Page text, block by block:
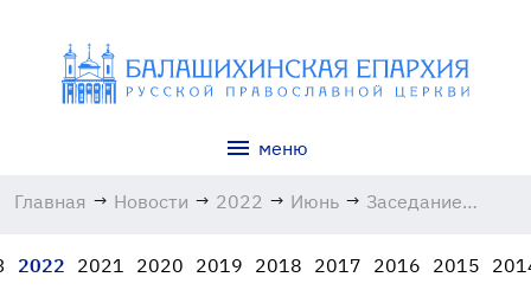
меню
Главная → Новости → 2022 → Июнь → Заседание
Балашихинской
2022 2021 2020 2019 2018 2017 2016 2015